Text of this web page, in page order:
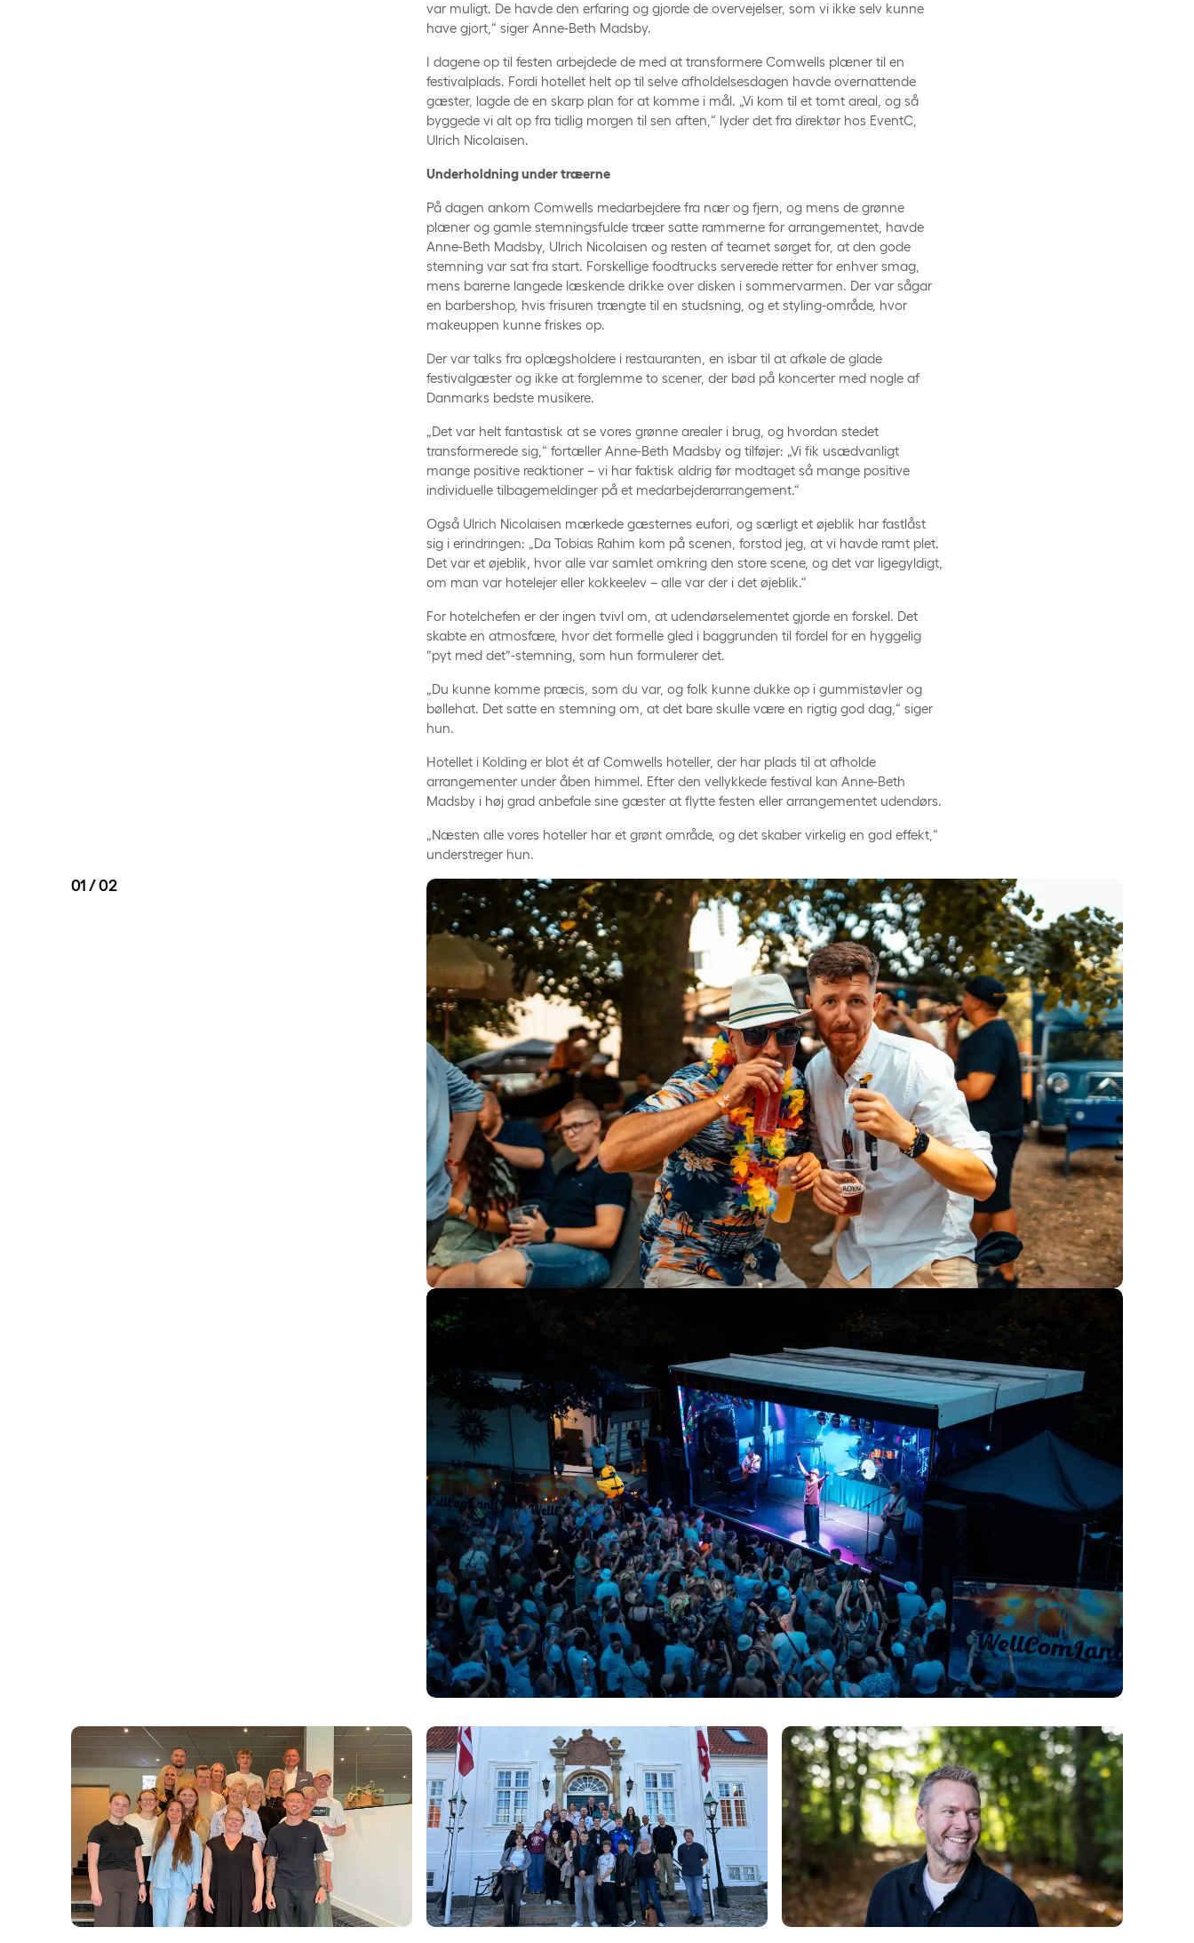
var muligt. De havde den erfaring og gjorde de overvejelser, som vi ikke selv kunne
have gjort,“ siger Anne-Beth Madsby.
I dagene op til festen arbejdede de med at transformere Comwells plæner til en
festivalplads. Fordi hotellet helt op til selve afholdelsesdagen havde overnattende
gæster, lagde de en skarp plan for at komme i mål. „Vi kom til et tomt areal, og så
byggede vi alt op fra tidlig morgen til sen aften,“ lyder det fra direktør hos EventC,
Ulrich Nicolaisen.
Underholdning under træerne
På dagen ankom Comwells medarbejdere fra nær og fjern, og mens de grønne
plæner og gamle stemningsfulde træer satte rammerne for arrangementet, havde
Anne-Beth Madsby, Ulrich Nicolaisen og resten af teamet sørget for, at den gode
stemning var sat fra start. Forskellige foodtrucks serverede retter for enhver smag,
mens barerne langede læskende drikke over disken i sommervarmen. Der var sågar
en barbershop, hvis frisuren trængte til en studsning, og et styling-område, hvor
makeuppen kunne friskes op.
Der var talks fra oplægsholdere i restauranten, en isbar til at afkøle de glade
festivalgæster og ikke at forglemme to scener, der bød på koncerter med nogle af
Danmarks bedste musikere.
„Det var helt fantastisk at se vores grønne arealer i brug, og hvordan stedet
transformerede sig,“ fortæller Anne-Beth Madsby og tilføjer: „Vi fik usædvanligt
mange positive reaktioner – vi har faktisk aldrig før modtaget så mange positive
individuelle tilbagemeldinger på et medarbejderarrangement.“
Også Ulrich Nicolaisen mærkede gæsternes eufori, og særligt et øjeblik har fastlåst
sig i erindringen: „Da Tobias Rahim kom på scenen, forstod jeg, at vi havde ramt plet.
Det var et øjeblik, hvor alle var samlet omkring den store scene, og det var ligegyldigt,
om man var hotelejer eller kokkeelev – alle var der i det øjeblik.“
For hotelchefen er der ingen tvivl om, at udendørselementet gjorde en forskel. Det
skabte en atmosfære, hvor det formelle gled i baggrunden til fordel for en hyggelig
”pyt med det”-stemning, som hun formulerer det.
„Du kunne komme præcis, som du var, og folk kunne dukke op i gummistøvler og
bøllehat. Det satte en stemning om, at det bare skulle være en rigtig god dag,“ siger
hun.
Hotellet i Kolding er blot ét af Comwells hoteller, der har plads til at afholde
arrangementer under åben himmel. Efter den vellykkede festival kan Anne-Beth
Madsby i høj grad anbefale sine gæster at flytte festen eller arrangementet udendørs.
„Næsten alle vores hoteller har et grønt område, og det skaber virkelig en god effekt,“
understreger hun.
01 / 02
Fra talenter til fremtidens ledere Anerkendelse i fokus: Comwell fejrede Årets Teamplayers og Årets Elever
Nye tider kræver nye formater